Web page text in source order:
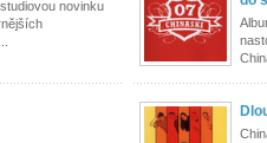
novinku